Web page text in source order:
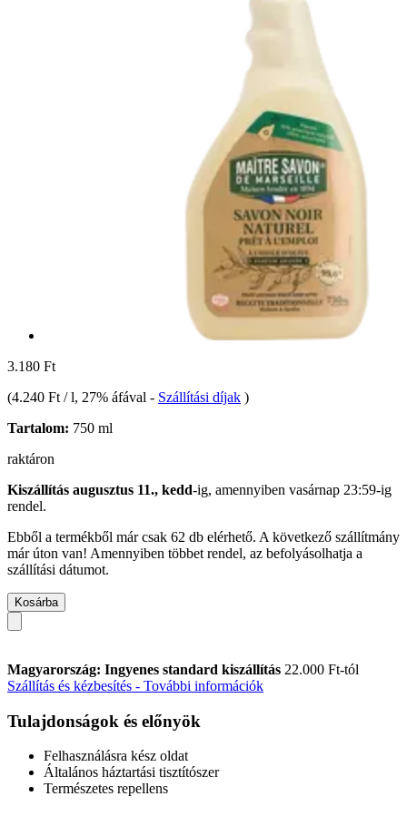
3.180 Ft
(4.240 Ft / l, 27% áfával - Szállítási díjak )
Tartalom: 750 ml
raktáron
Kiszállítás augusztus 11., kedd-ig, amennyiben vasárnap 23:59-ig
rendel.
Ebből a termékből már csak 62 db elérhető. A következő szállítmány
már úton van! Amennyiben többet rendel, az befolyásolhatja a
szállítási dátumot.
Kosárba
Magyarország: Ingyenes standard kiszállítás 22.000 Ft-tól
Szállítás és kézbesítés - További információk
Tulajdonságok és előnyök
Felhasználásra kész oldat
Általános háztartási tisztítószer
Természetes repellens